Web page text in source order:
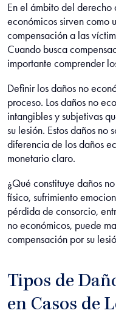
En el ámbito del derecho
económicos sirven como
compensación a las
Cuando busca
importante comprender
Definir los daños no
proceso. Los daños no
intangibles y subjetivas
su lesión. Estos daños no
diferencia de los daños
monetario claro.
¿Qué constituye daños
físico, sufrimiento
pérdida de consorcio,
no económicos, puede
compensación por su
Tipos de
en Casos de